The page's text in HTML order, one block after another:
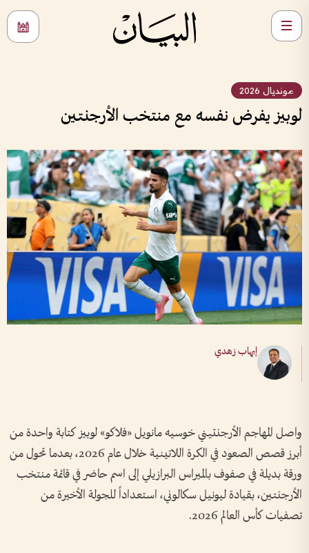
مونديال 2026
لوبيز يفرض نفسه مع منتخب الأرجنتين
إيهاب زهدي
واصل المهاجم الأرجنتيني خوسيه مانويل «فلاكو» لوبيز كتابة واحدة من
أبرز قصص الصعود في الكرة اللاتينية خلال عام 2026، بعدما تحول من
ورقة بديلة في صفوف بالميراس البرازيلي إلى اسم حاضر في قائمة منتخب
الأرجنتين، بقيادة ليونيل سكالوني، استعداداً للجولة الأخيرة من
تصفيات كأس العالم 2026.